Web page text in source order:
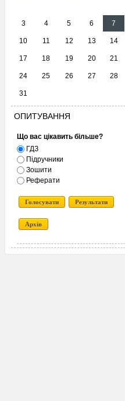
3 4 5 6 7
10 11 12 13 14
17 18 19 20 21
24 25 26 27 28
31
ОПИТУВАННЯ
Що вас цікавить більше?
ГДЗ
Підручники
Зошити
Реферати
Голосувати Результати
Архів